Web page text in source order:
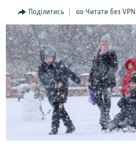
навігації
Перейти
до
пошуку
БЛОГИ
ПОГЛЯД
ІНТЕРВ'Ю
ВСЕ ЗА ДЕНЬ
СПЕЦПРОЕКТИ
ДЕПОРТАЦІЯ
ВІДЕОУРОКИ «ELIFBE»
СВІДЧЕННЯ ОКУПАЦІЇ
ЯК ОБІЙТИ БЛОКУВАННЯ
Qırımtatar
Поділитись Читати без VPN